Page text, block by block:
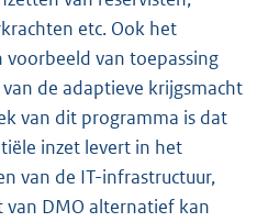
etc. Ook het
voorbeeld van toepassing
de adaptieve krijgsmacht
van dit programma is dat
inzet levert in het
van de IT-infrastructuur,
DMO alternatief kan